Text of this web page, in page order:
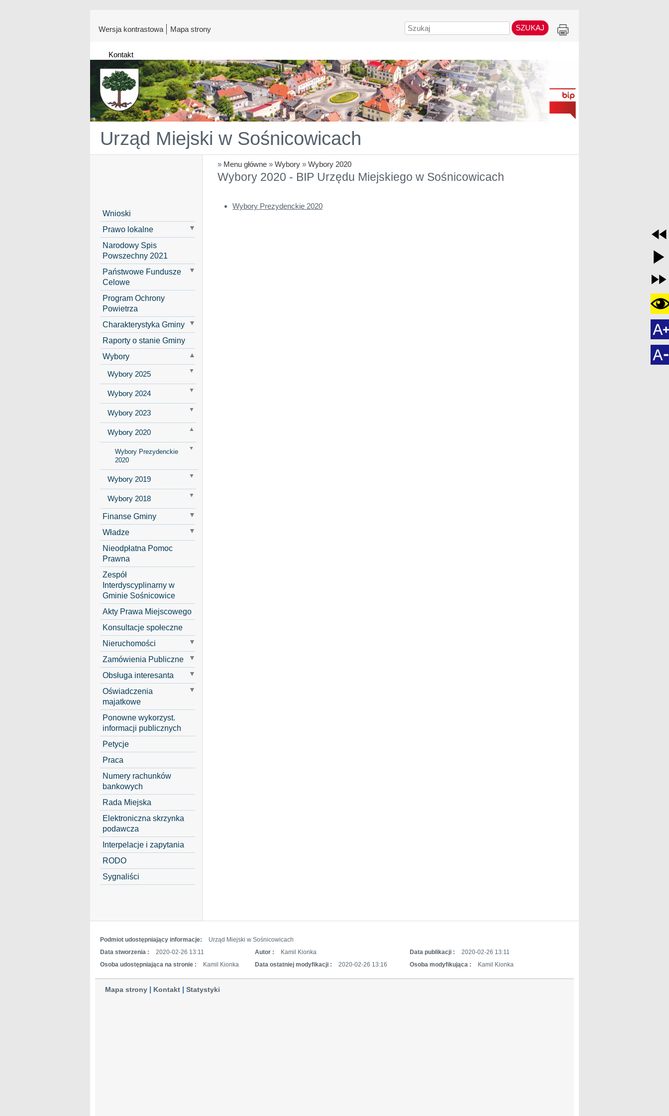
Wersja kontrastowa Mapa strony Szukaj
Kontakt
Urząd Miejski w Sośnicowicach
» Menu główne » Wybory » Wybory 2020
Wybory 2020 - BIP Urzędu Miejskiego w Sośnicowicach
Wnioski
Prawo lokalne
Narodowy Spis
Powszechny 2021
Państwowe Fundusze
Celowe
Program Ochrony
Powietrza
Charakterystyka Gminy
Raporty o stanie Gminy
Wybory
Wybory 2025
Wybory 2024
Wybory 2023
Wybory 2020
Wybory Prezydenckie
2020
Wybory 2019
Wybory 2018
Finanse Gminy
Władze
Nieodpłatna Pomoc
Prawna
Zespół
Interdyscyplinarny w
Gminie Sośnicowice
Akty Prawa Miejscowego
Konsultacje społeczne
Nieruchomości
Zamówienia Publiczne
Obsługa interesanta
Oświadczenia
majatkowe
Ponowne wykorzyst.
informacji publicznych
Petycje
Praca
Numery rachunków
bankowych
Rada Miejska
Elektroniczna skrzynka
podawcza
Interpelacje i zapytania
RODO
Sygnaliści
Wybory Prezydenckie 2020
Podmiot udostępniający informacje:
Urząd Miejski w Sośnicowicach
Data stworzenia :
2020-02-26 13:11 Autor : Kamil Kionka Data publikacji :
2020-02-26 13:11
Osoba udostępniająca na stronie :
Kamil Kionka Data ostatniej modyfikacji : 2020-02-26 13:16 Osoba modyfikująca : Kamil Kionka
Mapa strony Kontakt Statystyki